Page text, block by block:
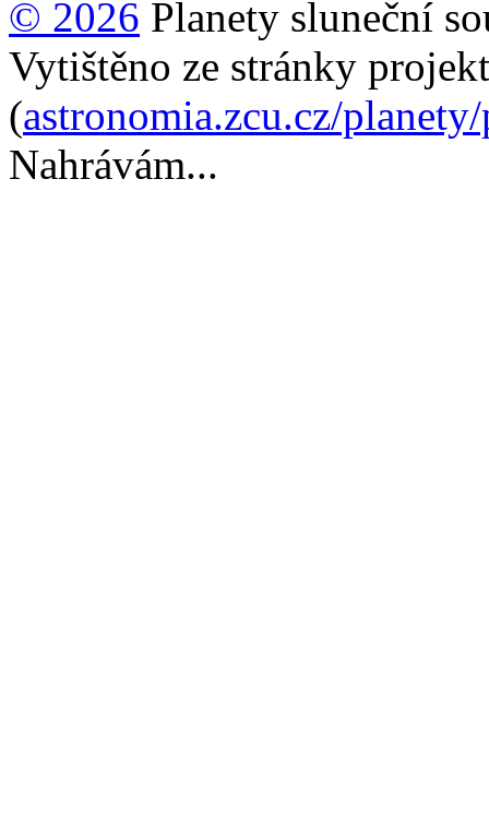
© 2026 Planety sluneční
Vytištěno ze stránky
(astronomia.zcu.cz/
Nahrávám...